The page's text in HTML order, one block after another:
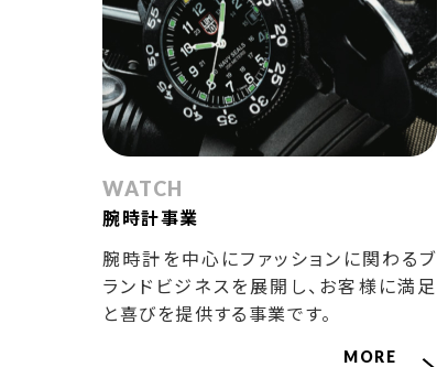
WATCH
腕時計事業
腕時計を中心にファッションに関わるブ
ランドビジネスを展開し、お客様に満足
と喜びを提供する事業です。
MORE